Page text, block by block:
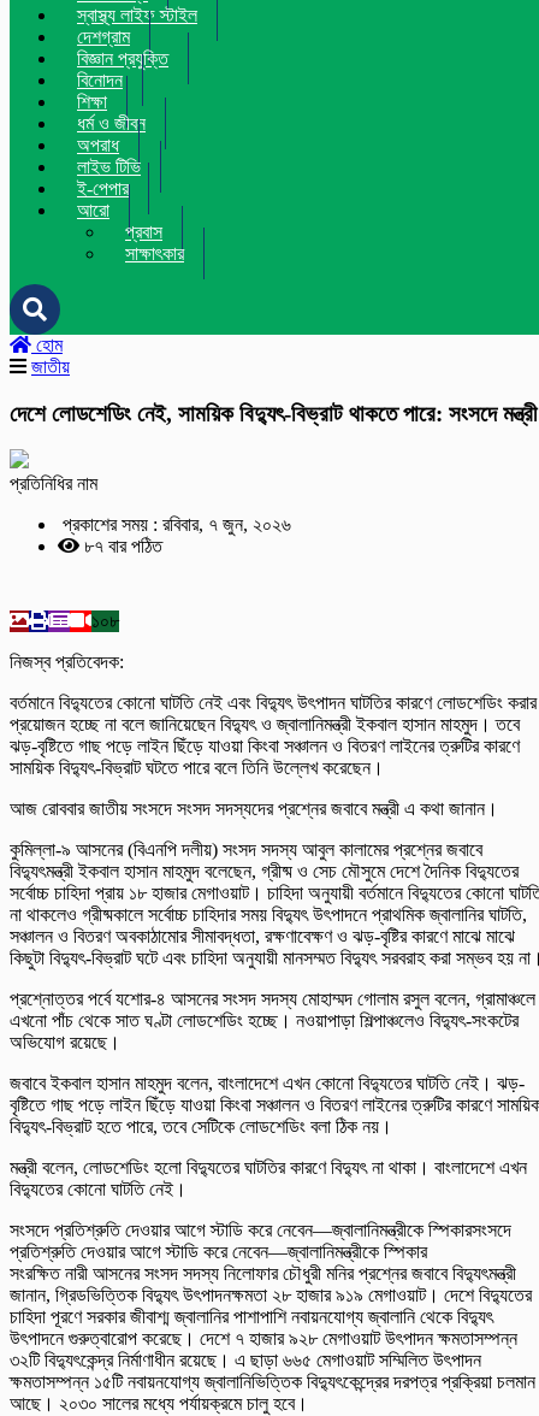
স্বাস্থ্য লাইফ স্টাইল
দেশগ্রাম
বিজ্ঞান প্রযুক্তি
বিনোদন
শিক্ষা
ধর্ম ও জীবন
অপরাধ
লাইভ টিভি
ই-পেপার
আরো
প্রবাস
সাক্ষাৎকার
হোম
জাতীয়
দেশে লোডশেডিং নেই, সাময়িক বিদ্যুৎ-বিভ্রাট থাকতে পারে: সংসদে মন্ত্রী
প্রতিনিধির নাম
প্রকাশের সময় : রবিবার, ৭ জুন, ২০২৬
৮৭ বার পঠিত
১০৮
নিজস্ব প্রতিবেদক:
বর্তমানে বিদ্যুতের কোনো ঘাটতি নেই এবং বিদ্যুৎ উৎপাদন ঘাটতির কারণে লোডশেডিং করার
প্রয়োজন হচ্ছে না বলে জানিয়েছেন বিদ্যুৎ ও জ্বালানিমন্ত্রী ইকবাল হাসান মাহমুদ। তবে
ঝড়-বৃষ্টিতে গাছ পড়ে লাইন ছিঁড়ে যাওয়া কিংবা সঞ্চালন ও বিতরণ লাইনের ত্রুটির কারণে
সাময়িক বিদ্যুৎ-বিভ্রাট ঘটতে পারে বলে তিনি উল্লেখ করেছেন।
আজ রোববার জাতীয় সংসদে সংসদ সদস্যদের প্রশ্নের জবাবে মন্ত্রী এ কথা জানান।
কুমিল্লা-৯ আসনের (বিএনপি দলীয়) সংসদ সদস্য আবুল কালামের প্রশ্নের জবাবে
বিদ্যুৎমন্ত্রী ইকবাল হাসান মাহমুদ বলেছেন, গ্রীষ্ম ও সেচ মৌসুমে দেশে দৈনিক বিদ্যুতের
সর্বোচ্চ চাহিদা প্রায় ১৮ হাজার মেগাওয়াট। চাহিদা অনুযায়ী বর্তমানে বিদ্যুতের কোনো
না থাকলেও গ্রীষ্মকালে সর্বোচ্চ চাহিদার সময় বিদ্যুৎ উৎপাদনে প্রাথমিক জ্বালানির ঘাটতি,
সঞ্চালন ও বিতরণ অবকাঠামোর সীমাবদ্ধতা, রক্ষণাবেক্ষণ ও ঝড়-বৃষ্টির কারণে মাঝে মাঝে
কিছুটা বিদ্যুৎ-বিভ্রাট ঘটে এবং চাহিদা অনুযায়ী মানসম্মত বিদ্যুৎ সরবরাহ করা সম্ভব হয়
প্রশ্নোত্তর পর্বে যশোর-৪ আসনের সংসদ সদস্য মোহাম্মদ গোলাম রসুল বলেন, গ্রামাঞ্চলে
এখনো পাঁচ থেকে সাত ঘণ্টা লোডশেডিং হচ্ছে। নওয়াপাড়া শিল্পাঞ্চলেও বিদ্যুৎ-সংকটের
অভিযোগ রয়েছে।
জবাবে ইকবাল হাসান মাহমুদ বলেন, বাংলাদেশে এখন কোনো বিদ্যুতের ঘাটতি নেই। ঝড়-
বৃষ্টিতে গাছ পড়ে লাইন ছিঁড়ে যাওয়া কিংবা সঞ্চালন ও বিতরণ লাইনের ত্রুটির কারণে
বিদ্যুৎ-বিভ্রাট হতে পারে, তবে সেটিকে লোডশেডিং বলা ঠিক নয়।
মন্ত্রী বলেন, লোডশেডিং হলো বিদ্যুতের ঘাটতির কারণে বিদ্যুৎ না থাকা। বাংলাদেশে এখন
বিদ্যুতের কোনো ঘাটতি নেই।
সংসদে প্রতিশ্রুতি দেওয়ার আগে স্টাডি করে নেবেন—জ্বালানিমন্ত্রীকে স্পিকারসংসদে
প্রতিশ্রুতি দেওয়ার আগে স্টাডি করে নেবেন—জ্বালানিমন্ত্রীকে স্পিকার
সংরক্ষিত নারী আসনের সংসদ সদস্য নিলোফার চৌধুরী মনির প্রশ্নের জবাবে বিদ্যুৎমন্ত্রী
জানান, গ্রিডভিত্তিক বিদ্যুৎ উৎপাদনক্ষমতা ২৮ হাজার ৯১৯ মেগাওয়াট। দেশে বিদ্যুতের
চাহিদা পূরণে সরকার জীবাশ্ম জ্বালানির পাশাপাশি নবায়নযোগ্য জ্বালানি থেকে বিদ্যুৎ
উৎপাদনে গুরুত্বারোপ করেছে। দেশে ৭ হাজার ৯২৮ মেগাওয়াট উৎপাদন ক্ষমতাসম্পন্ন
৩২টি বিদ্যুৎকেন্দ্র নির্মাণাধীন রয়েছে। এ ছাড়া ৬৬৫ মেগাওয়াট সম্মিলিত উৎপাদন
ক্ষমতাসম্পন্ন ১৫টি নবায়নযোগ্য জ্বালানিভিত্তিক বিদ্যুৎকেন্দ্রের দরপত্র প্রক্রিয়া চলমান
আছে। ২০৩০ সালের মধ্যে পর্যায়ক্রমে চালু হবে।